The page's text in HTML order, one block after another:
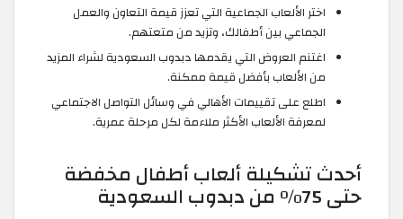
اختر الألعاب الجماعية التي تعزز قيمة التعاون والعمل
الجماعي بين أطفالك، وتزيد من متعتهم.
اغتنم العروض التي يقدمها دبدوب السعودية لشراء المزيد
من الألعاب بأفضل قيمة ممكنة.
اطلع على تقييمات الأهالي في وسائل التواصل الاجتماعي
لمعرفة الألعاب الأكثر ملاءمة لكل مرحلة عمرية.
أحدث تشكيلة ألعاب أطفال مخفضة
حتى 75% من دبدوب السعودية